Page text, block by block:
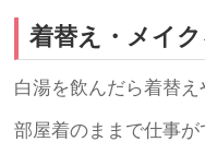
着替え・メイ
白湯を飲んだら着替え
部屋着のままで仕事